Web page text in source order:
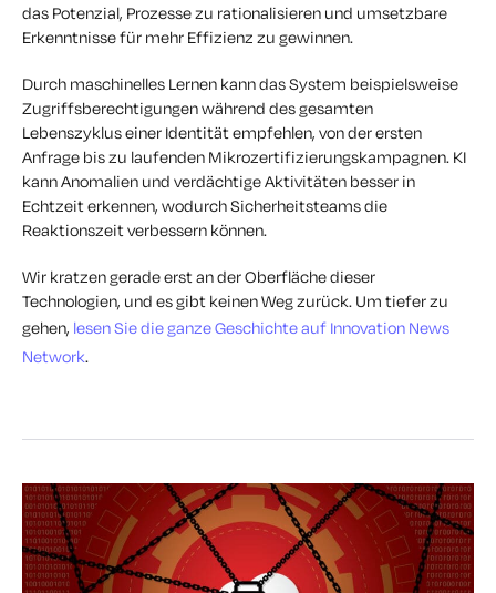
das Potenzial, Prozesse zu rationalisieren und umsetzbare
Erkenntnisse für mehr Effizienz zu gewinnen.
Durch maschinelles Lernen kann das System beispielsweise
Zugriffsberechtigungen während des gesamten
Lebenszyklus einer Identität empfehlen, von der ersten
Anfrage bis zu laufenden Mikrozertifizierungskampagnen. KI
kann Anomalien und verdächtige Aktivitäten besser in
Echtzeit erkennen, wodurch Sicherheitsteams die
Reaktionszeit verbessern können.
Wir kratzen gerade erst an der Oberfläche dieser
Technologien, und es gibt keinen Weg zurück. Um tiefer zu
gehen, lesen Sie die ganze Geschichte auf Innovation News
Network.